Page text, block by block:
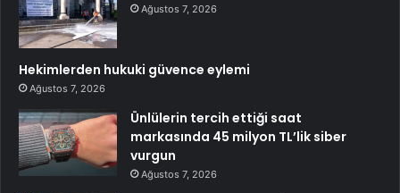
Ağustos 7, 2026
Hekimlerden hukuki güvence eylemi
Ağustos 7, 2026
Ünlülerin tercih ettiği saat
markasında 45 milyon TL’lik siber
vurgun
Ağustos 7, 2026